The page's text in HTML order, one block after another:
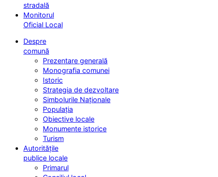
stradală
Monitorul
Oficial Local
Despre
comună
Prezentare generală
Monografia comunei
Istoric
Strategia de dezvoltare
Simbolurile Naționale
Populația
Obiective locale
Monumente istorice
Turism
Autoritățile
publice locale
Primarul